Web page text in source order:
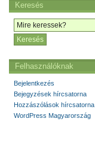
Keresés
Felhasználóknak
Bejelentkezés
Bejegyzések hírcsatorna
Hozzászólások hírcsatorna
WordPress Magyarország